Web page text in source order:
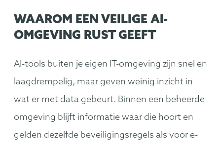
WAAROM EEN VEILIGE AI-
OMGEVING RUST GEEFT
AI-tools buiten je eigen IT-omgeving zijn snel en
laagdrempelig, maar geven weinig inzicht in
wat er met data gebeurt. Binnen een beheerde
omgeving blijft informatie waar die hoort en
gelden dezelfde beveiligingsregels als voor e-